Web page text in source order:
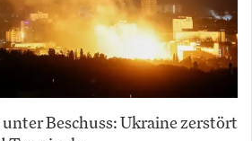
Beschuss: Ukraine zerstört